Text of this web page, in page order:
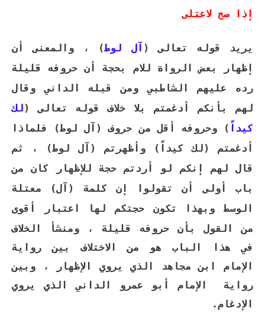
إذا صح لاعتلى
يريد قوله تعالى ( آل لوط)
، والمعنى أن
إظهار بعض الرواة للام بحجة أن حروفه قليلة
رده عليهم الشاطبي ومن قبله الداني وقال
لهم بأنكم أدغمتم بلا خلاف قوله تعالى (لك
كيداً ) وحروفه أقل من حروف (آل لوط) فلماذا
أدغمتم (لك كيداً) وأظهرتم (آل لوط) ، ثم
قال لهم إنكم لو أردتم حجة للإظهار كان من
باب أولى أن تقولوا إن كلمة (آل) معتلة
الوسط وبهذا تكون حجتكم لها اعتبار أقوى
من القول بأن حروفه قليلة ، ومنشأ الخلاف
في هذا الباب هو من الاختلاف بين رواية
الإمام ابن مجاهد الذي يروي الإظهار ، وبين
رواية الإمام أبو عمرو الداني الذي يروي
الإدغام.